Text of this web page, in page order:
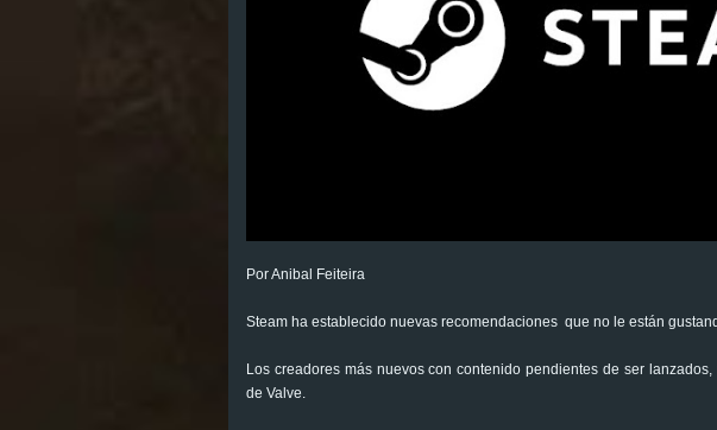
Por Anibal Feiteira
Steam ha establecido nuevas recomendaciones que no le están
Los creadores más nuevos con contenido pendientes de ser
de Valve.